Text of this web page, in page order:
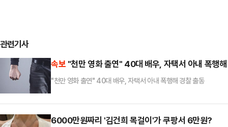
관련기사
속보 "천만 영화 출연" 40대 배우, 자택서 아내 폭행
"천만 영화 출연" 40대 배우, 자택서 아내 폭행해 경찰 출동
6000만원짜리 '김건희 목걸이'가 쿠팡서 6만원?